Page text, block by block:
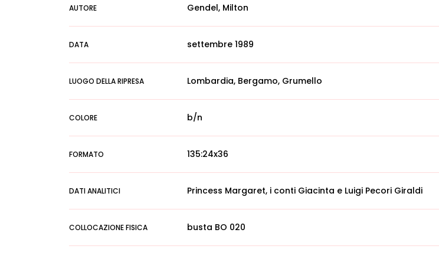
AUTORE Gendel, Milton
DATA settembre 1989
LUOGO DELLA RIPRESA Lombardia, Bergamo, Grumello
COLORE b/n
FORMATO 135:24x36
DATI ANALITICI Princess Margaret, i conti Giacinta e Luigi Pecori Giraldi
COLLOCAZIONE FISICA busta BO 020